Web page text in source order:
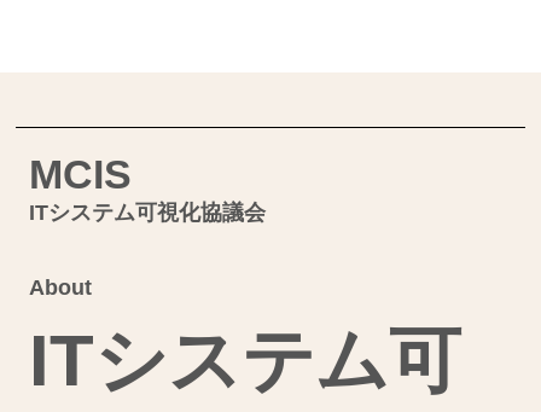
MCIS
ITシステム可視化協議会
About
ITシステム可